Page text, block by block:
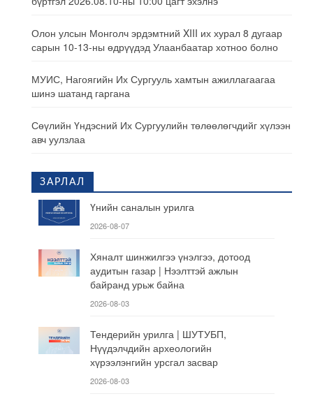
Олон улсын Монголч эрдэмтний XIII их хурал 8 дугаар
сарын 10-13-ны өдрүүдэд Улаанбаатар хотноо болно
МУИС, Нагоягийн Их Сургууль хамтын ажиллагаагаа
шинэ шатанд гаргана
Сөүлийн Үндэсний Их Сургуулийн төлөөлөгчдийг хүлээн
авч уулзлаа
ЗАРЛАЛ
Үнийн саналын урилга
2026-08-07
Хяналт шинжилгээ үнэлгээ, дотоод
аудитын газар | Нээлттэй ажлын
байранд урьж байна
2026-08-03
Тендерийн урилга | ШУТУБП,
Нүүдэлчдийн археологийн
хүрээлэнгийн урсгал засвар
2026-08-03